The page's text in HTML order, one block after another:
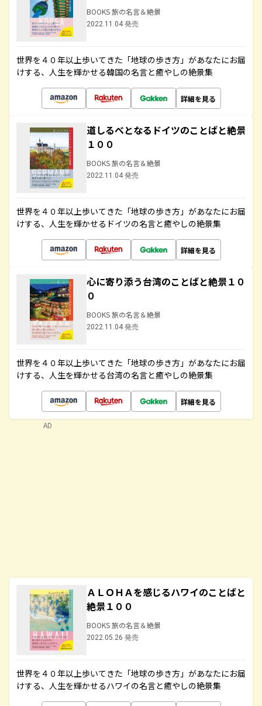
BOOKS 旅の名言＆絶景
2022.11.04 発売
世界を４０年以上歩いてきた「地球の歩き方」があなたにお届
けする、人生を輝かせる韓国の名言と癒やしの絶景集
詳細を見る
道しるべとなるドイツのことばと絶景
１００
BOOKS 旅の名言＆絶景
2022.11.04 発売
世界を４０年以上歩いてきた「地球の歩き方」があなたにお届
けする、人生を輝かせるドイツの名言と癒やしの絶景集
詳細を見る
心に寄り添う台湾のことばと絶景１０
０
BOOKS 旅の名言＆絶景
2022.11.04 発売
世界を４０年以上歩いてきた「地球の歩き方」があなたにお届
けする、人生を輝かせる台湾の名言と癒やしの絶景集
詳細を見る
ＡＬＯＨＡを感じるハワイのことばと
絶景１００
BOOKS 旅の名言＆絶景
2022.05.26 発売
世界を４０年以上歩いてきた「地球の歩き方」があなたにお届
けする、人生を輝かせるハワイの名言と癒やしの絶景集
AD